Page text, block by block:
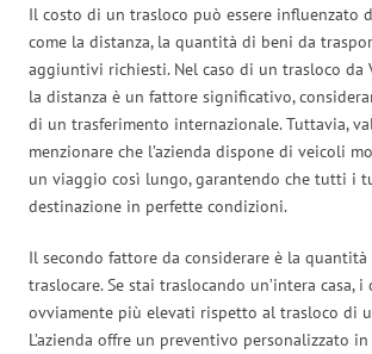
Il costo di un trasloco può essere influenzato
come la distanza, la quantità di beni da
aggiuntivi richiesti. Nel caso di un trasloco da
la distanza è un fattore significativo,
di un trasferimento internazionale. Tuttavia,
menzionare che l’azienda dispone di veicoli
un viaggio così lungo, garantendo che tutti i
destinazione in perfette condizioni.
Il secondo fattore da considerare è la
traslocare. Se stai traslocando un’intera casa, i
ovviamente più elevati rispetto al trasloco di
L’azienda offre un preventivo personalizzato